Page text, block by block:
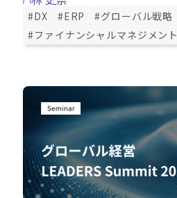
#DX #ERP
#グローバル戦略
#ファイナンシャルマネジメント